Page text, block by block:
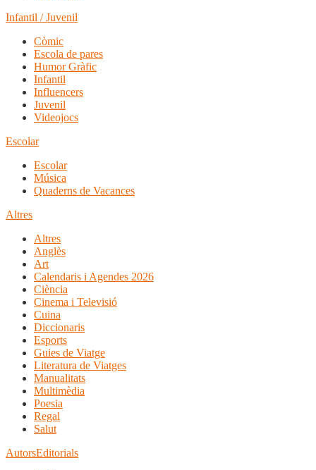
Infantil / Juvenil
Còmic
Escola de pares
Humor Gràfic
Infantil
Influencers
Juvenil
Videojocs
Escolar
Escolar
Música
Quaderns de Vacances
Altres
Altres
Anglès
Art
Calendaris i Agendes 2026
Ciència
Cinema i Televisió
Cuina
Diccionaris
Esports
Guies de Viatge
Literatura de Viatges
Manualitats
Multimèdia
Poesia
Regal
Salut
AutorsEditorials